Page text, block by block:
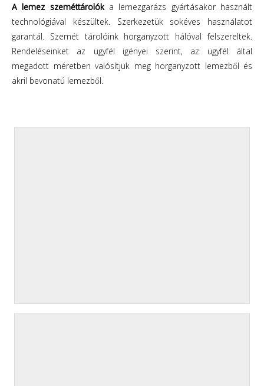
A lemez szeméttárolók a lemezgarázs gyártásakor használt
technológiával készültek. Szerkezetük sokéves használatot
garantál. Szemét tárolóink horganyzott hálóval felszereltek.
Rendeléseinket az ügyfél igényei szerint, az ügyfél által
megadott méretben valósítjuk meg horganyzott lemezből és
akril bevonatú lemezből.